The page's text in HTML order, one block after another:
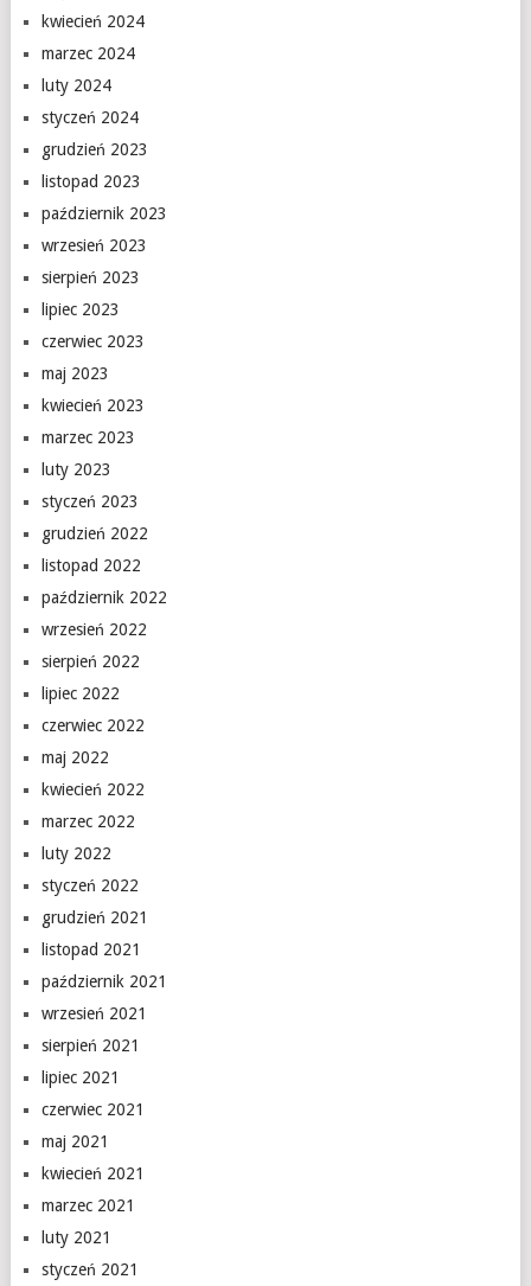
kwiecień 2024
marzec 2024
luty 2024
styczeń 2024
grudzień 2023
listopad 2023
październik 2023
wrzesień 2023
sierpień 2023
lipiec 2023
czerwiec 2023
maj 2023
kwiecień 2023
marzec 2023
luty 2023
styczeń 2023
grudzień 2022
listopad 2022
październik 2022
wrzesień 2022
sierpień 2022
lipiec 2022
czerwiec 2022
maj 2022
kwiecień 2022
marzec 2022
luty 2022
styczeń 2022
grudzień 2021
listopad 2021
październik 2021
wrzesień 2021
sierpień 2021
lipiec 2021
czerwiec 2021
maj 2021
kwiecień 2021
marzec 2021
luty 2021
styczeń 2021